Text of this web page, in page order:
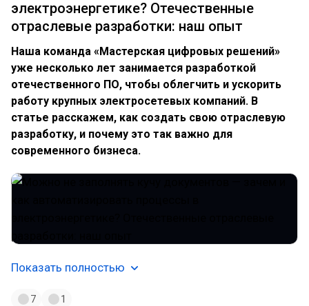
электроэнергетике? Отечественные
отраслевые разработки: наш опыт
Наша команда «Мастерская цифровых решений»
уже несколько лет занимается разработкой
отечественного ПО, чтобы облегчить и ускорить
работу крупных электросетевых компаний. В
статье расскажем, как создать свою отраслевую
разработку, и почему это так важно для
современного бизнеса.
Показать полностью
7 1